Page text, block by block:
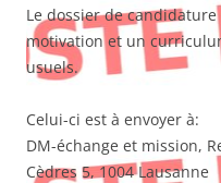
Le dossier de
motivation et un
usuels.
Celui-ci est à envoyer à:
DM-échange et mission,
Cèdres 5, 1004 Lausanne